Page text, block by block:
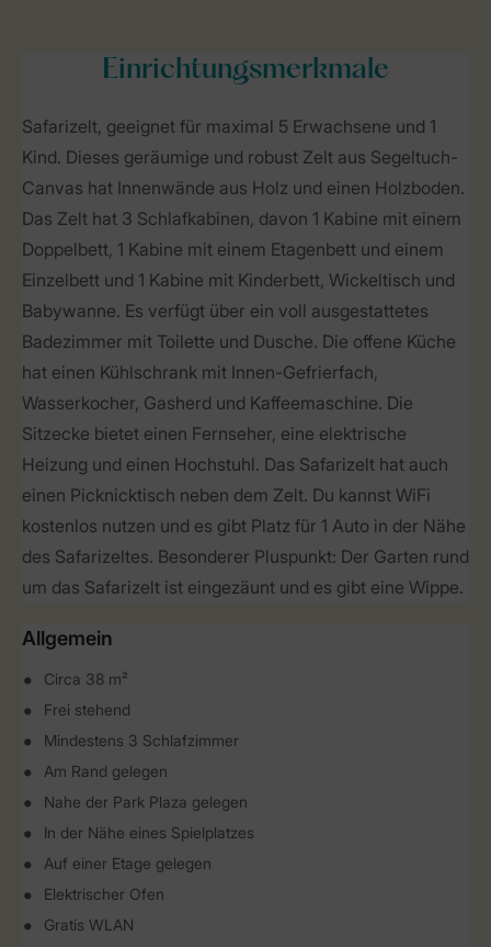
Einrichtungsmerkmale
Safarizelt, geeignet für maximal 5 Erwachsene und 1
Kind. Dieses geräumige und robust Zelt aus Segeltuch-
Canvas hat Innenwände aus Holz und einen Holzboden.
Das Zelt hat 3 Schlafkabinen, davon 1 Kabine mit einem
Doppelbett, 1 Kabine mit einem Etagenbett und einem
Einzelbett und 1 Kabine mit Kinderbett, Wickeltisch und
Babywanne. Es verfügt über ein voll ausgestattetes
Badezimmer mit Toilette und Dusche. Die offene Küche
hat einen Kühlschrank mit Innen-Gefrierfach,
Wasserkocher, Gasherd und Kaffeemaschine. Die
Sitzecke bietet einen Fernseher, eine elektrische
Heizung und einen Hochstuhl. Das Safarizelt hat auch
einen Picknicktisch neben dem Zelt. Du kannst WiFi
kostenlos nutzen und es gibt Platz für 1 Auto in der Nähe
des Safarizeltes. Besonderer Pluspunkt: Der Garten rund
um das Safarizelt ist eingezäunt und es gibt eine Wippe.
Allgemein
Circa 38 m²
Frei stehend
Mindestens 3 Schlafzimmer
Am Rand gelegen
Nahe der Park Plaza gelegen
In der Nähe eines Spielplatzes
Auf einer Etage gelegen
Elektrischer Ofen
Gratis WLAN